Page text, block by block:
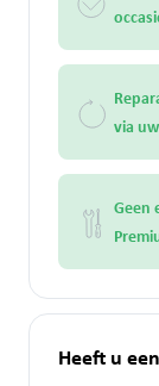
via
Geen
Heeft u